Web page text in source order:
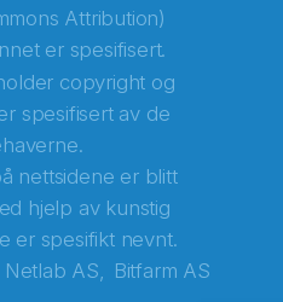
Attribution)
er spesifisert.
copyright og
spesifisert av de
nettsidene er blitt
hjelp av kunstig
er spesifikt nevnt.
Netlab AS, Bitfarm AS